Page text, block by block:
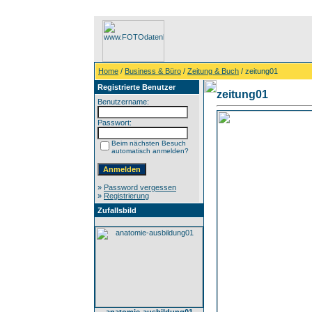
Home / Business & Büro / Zeitung & Buch / zeitung01
Registrierte Benutzer
Benutzername:
Passwort:
Beim nächsten Besuch
automatisch anmelden?
» Password vergessen
» Registrierung
Zufallsbild
zeitung01